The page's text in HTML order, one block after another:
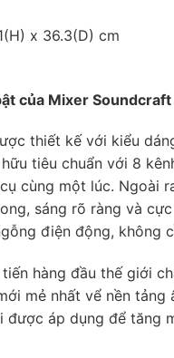
x 36.3(D) cm
của Mixer
thiết kế với kiểu
tiêu chuẩn với 8
cùng một lúc. Ngoài
sáng rõ ràng và
điện động, không
hàng đầu thế giới
mẻ nhất vể nền
được áp dụng để tăng